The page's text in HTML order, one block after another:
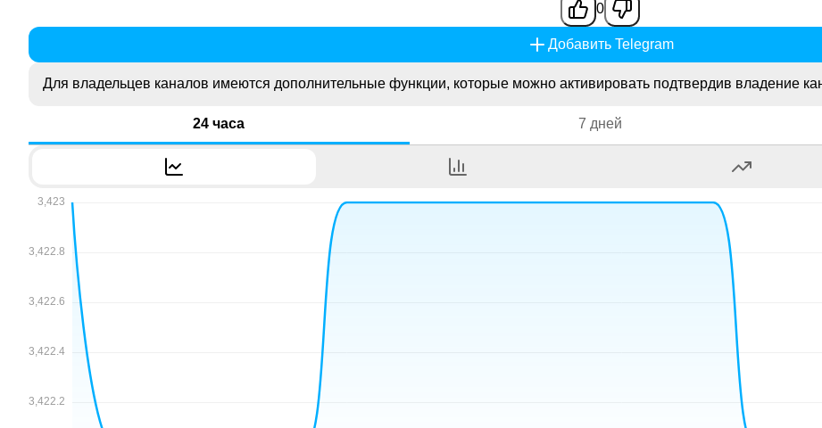
0
Добавить Telegram
Для владельцев каналов имеются дополнительные функции, которые можно активировать подтвердив владение
24 часа 7 дней